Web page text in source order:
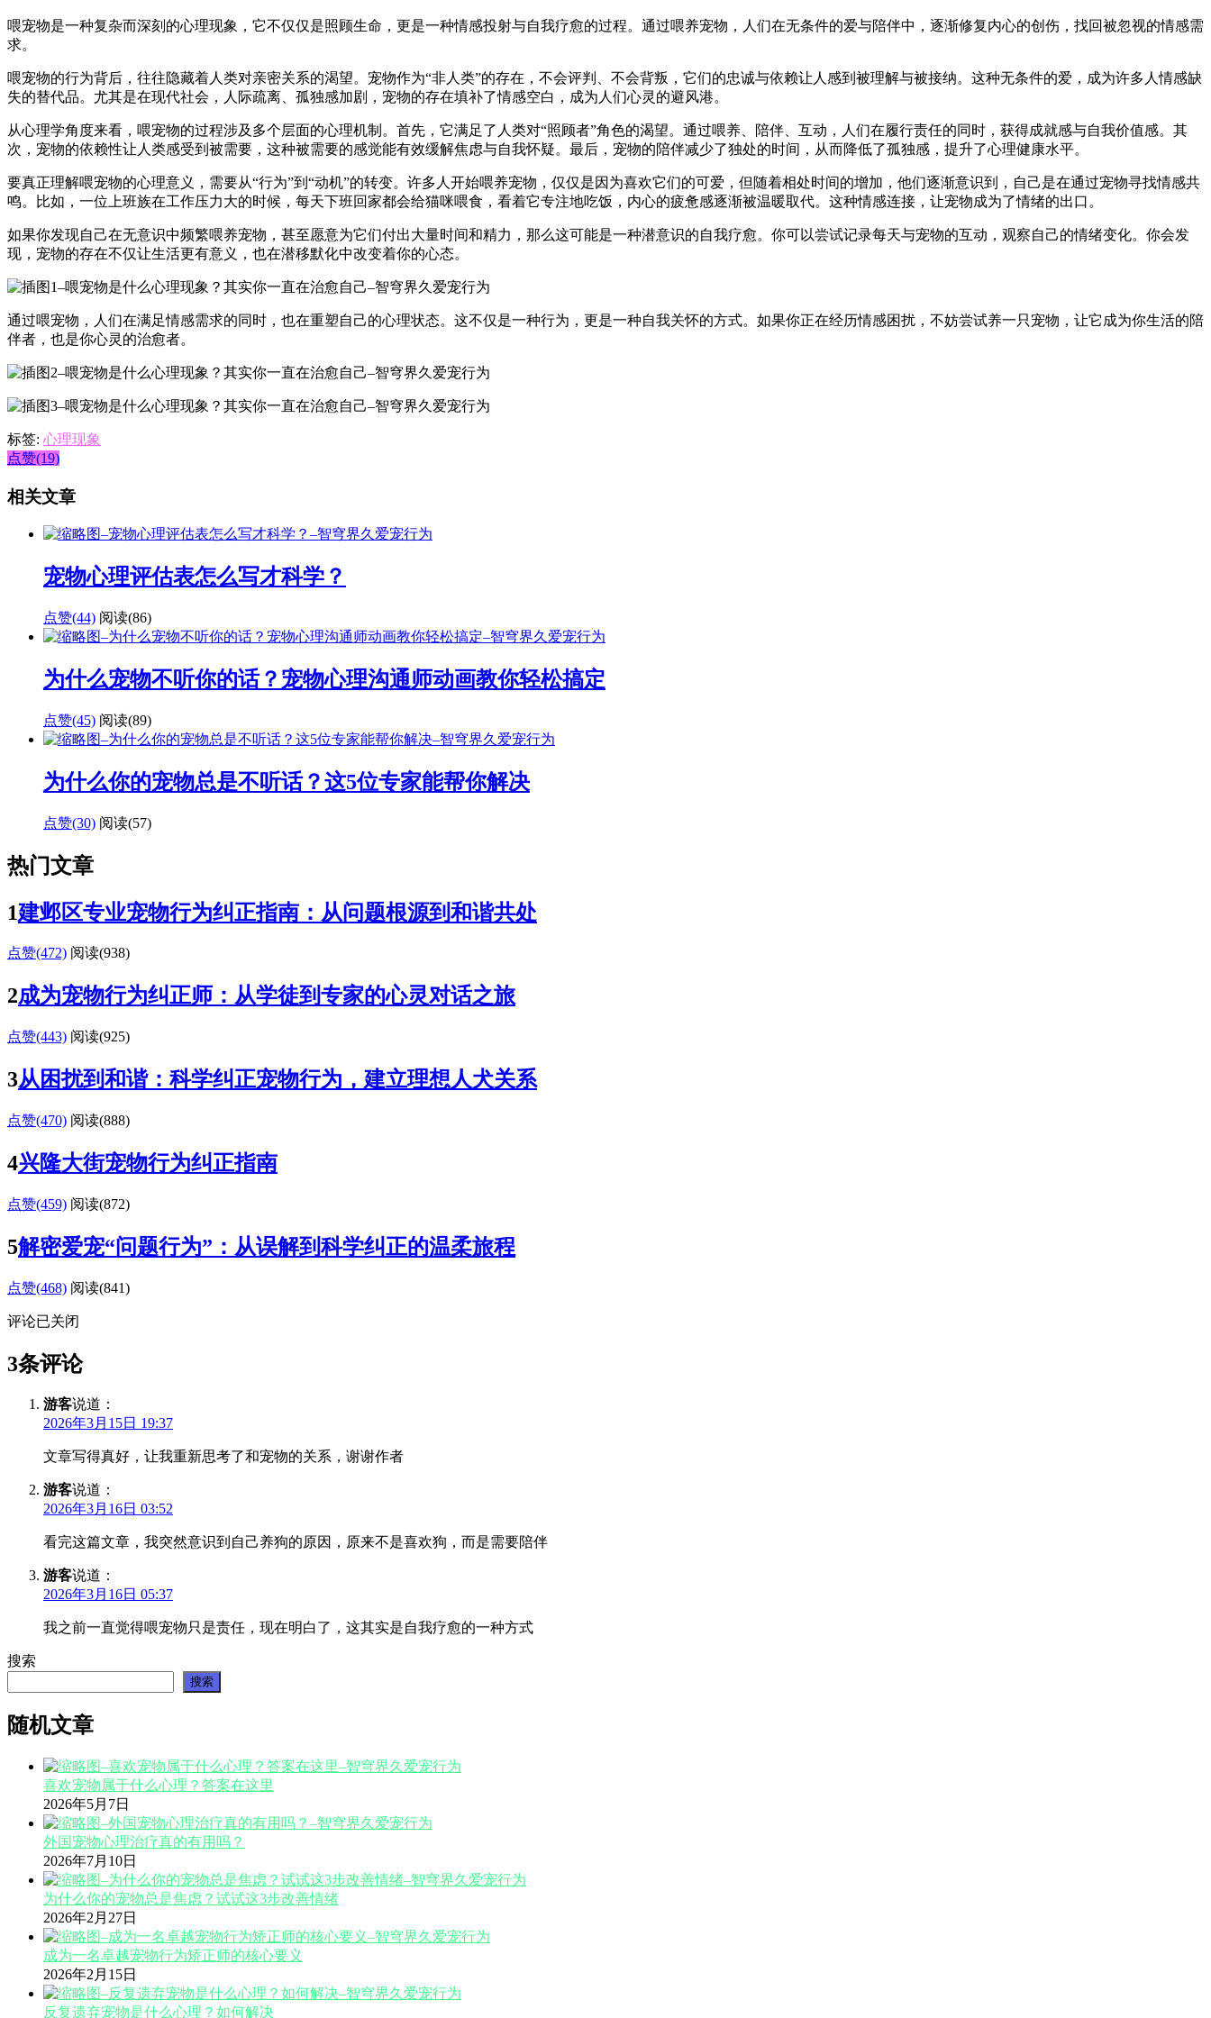
喂宠物是一种复杂而深刻的心理现象，它不仅仅是照顾生命，更是一种情感投射与自我疗愈的过程。通过喂养宠物，人们在无条件的爱与陪伴中，逐渐修复内心的创伤，找回被忽视的情感需
求。
喂宠物的行为背后，往往隐藏着人类对亲密关系的渴望。宠物作为“非人类”的存在，不会评判、不会背叛，它们的忠诚与依赖让人感到被理解与被接纳。这种无条件的爱，成为许多人情感缺
失的替代品。尤其是在现代社会，人际疏离、孤独感加剧，宠物的存在填补了情感空白，成为人们心灵的避风港。
从心理学角度来看，喂宠物的过程涉及多个层面的心理机制。首先，它满足了人类对“照顾者”角色的渴望。通过喂养、陪伴、互动，人们在履行责任的同时，获得成就感与自我价值感。其
次，宠物的依赖性让人类感受到被需要，这种被需要的感觉能有效缓解焦虑与自我怀疑。最后，宠物的陪伴减少了独处的时间，从而降低了孤独感，提升了心理健康水平。
要真正理解喂宠物的心理意义，需要从“行为”到“动机”的转变。许多人开始喂养宠物，仅仅是因为喜欢它们的可爱，但随着相处时间的增加，他们逐渐意识到，自己是在通过宠物寻找情感共
鸣。比如，一位上班族在工作压力大的时候，每天下班回家都会给猫咪喂食，看着它专注地吃饭，内心的疲惫感逐渐被温暖取代。这种情感连接，让宠物成为了情绪的出口。
如果你发现自己在无意识中频繁喂养宠物，甚至愿意为它们付出大量时间和精力，那么这可能是一种潜意识的自我疗愈。你可以尝试记录每天与宠物的互动，观察自己的情绪变化。你会发
现，宠物的存在不仅让生活更有意义，也在潜移默化中改变着你的心态。
通过喂宠物，人们在满足情感需求的同时，也在重塑自己的心理状态。这不仅是一种行为，更是一种自我关怀的方式。如果你正在经历情感困扰，不妨尝试养一只宠物，让它成为你生活的陪
伴者，也是你心灵的治愈者。
标签: 心理现象
点赞(19)
相关文章
宠物心理评估表怎么写才科学？
点赞(44) 阅读(86)
为什么宠物不听你的话？宠物心理沟通师动画教你轻松搞定
点赞(45) 阅读(89)
为什么你的宠物总是不听话？这5位专家能帮你解决
点赞(30) 阅读(57)
热门文章
1建邺区专业宠物行为纠正指南：从问题根源到和谐共处
点赞(472) 阅读(938)
2成为宠物行为纠正师：从学徒到专家的心灵对话之旅
点赞(443) 阅读(925)
3从困扰到和谐：科学纠正宠物行为，建立理想人犬关系
点赞(470) 阅读(888)
4兴隆大街宠物行为纠正指南
点赞(459) 阅读(872)
5解密爱宠“问题行为”：从误解到科学纠正的温柔旅程
点赞(468) 阅读(841)
评论已关闭
3条评论
游客说道：
2026年3月15日 19:37
文章写得真好，让我重新思考了和宠物的关系，谢谢作者
游客说道：
2026年3月16日 03:52
看完这篇文章，我突然意识到自己养狗的原因，原来不是喜欢狗，而是需要陪伴
游客说道：
2026年3月16日 05:37
我之前一直觉得喂宠物只是责任，现在明白了，这其实是自我疗愈的一种方式
搜索
搜索
随机文章
喜欢宠物属于什么心理？答案在这里
2026年5月7日
外国宠物心理治疗真的有用吗？
2026年7月10日
为什么你的宠物总是焦虑？试试这3步改善情绪
2026年2月27日
成为一名卓越宠物行为矫正师的核心要义
2026年2月15日
反复遗弃宠物是什么心理？如何解决